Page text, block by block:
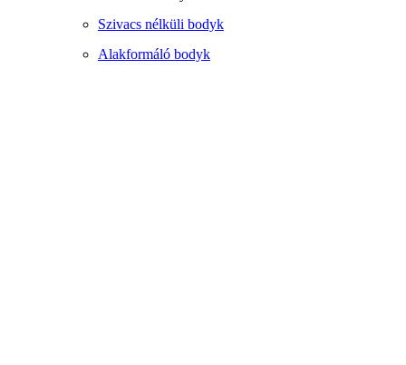
Szivacs nélküli bodyk
Alakformáló bodyk